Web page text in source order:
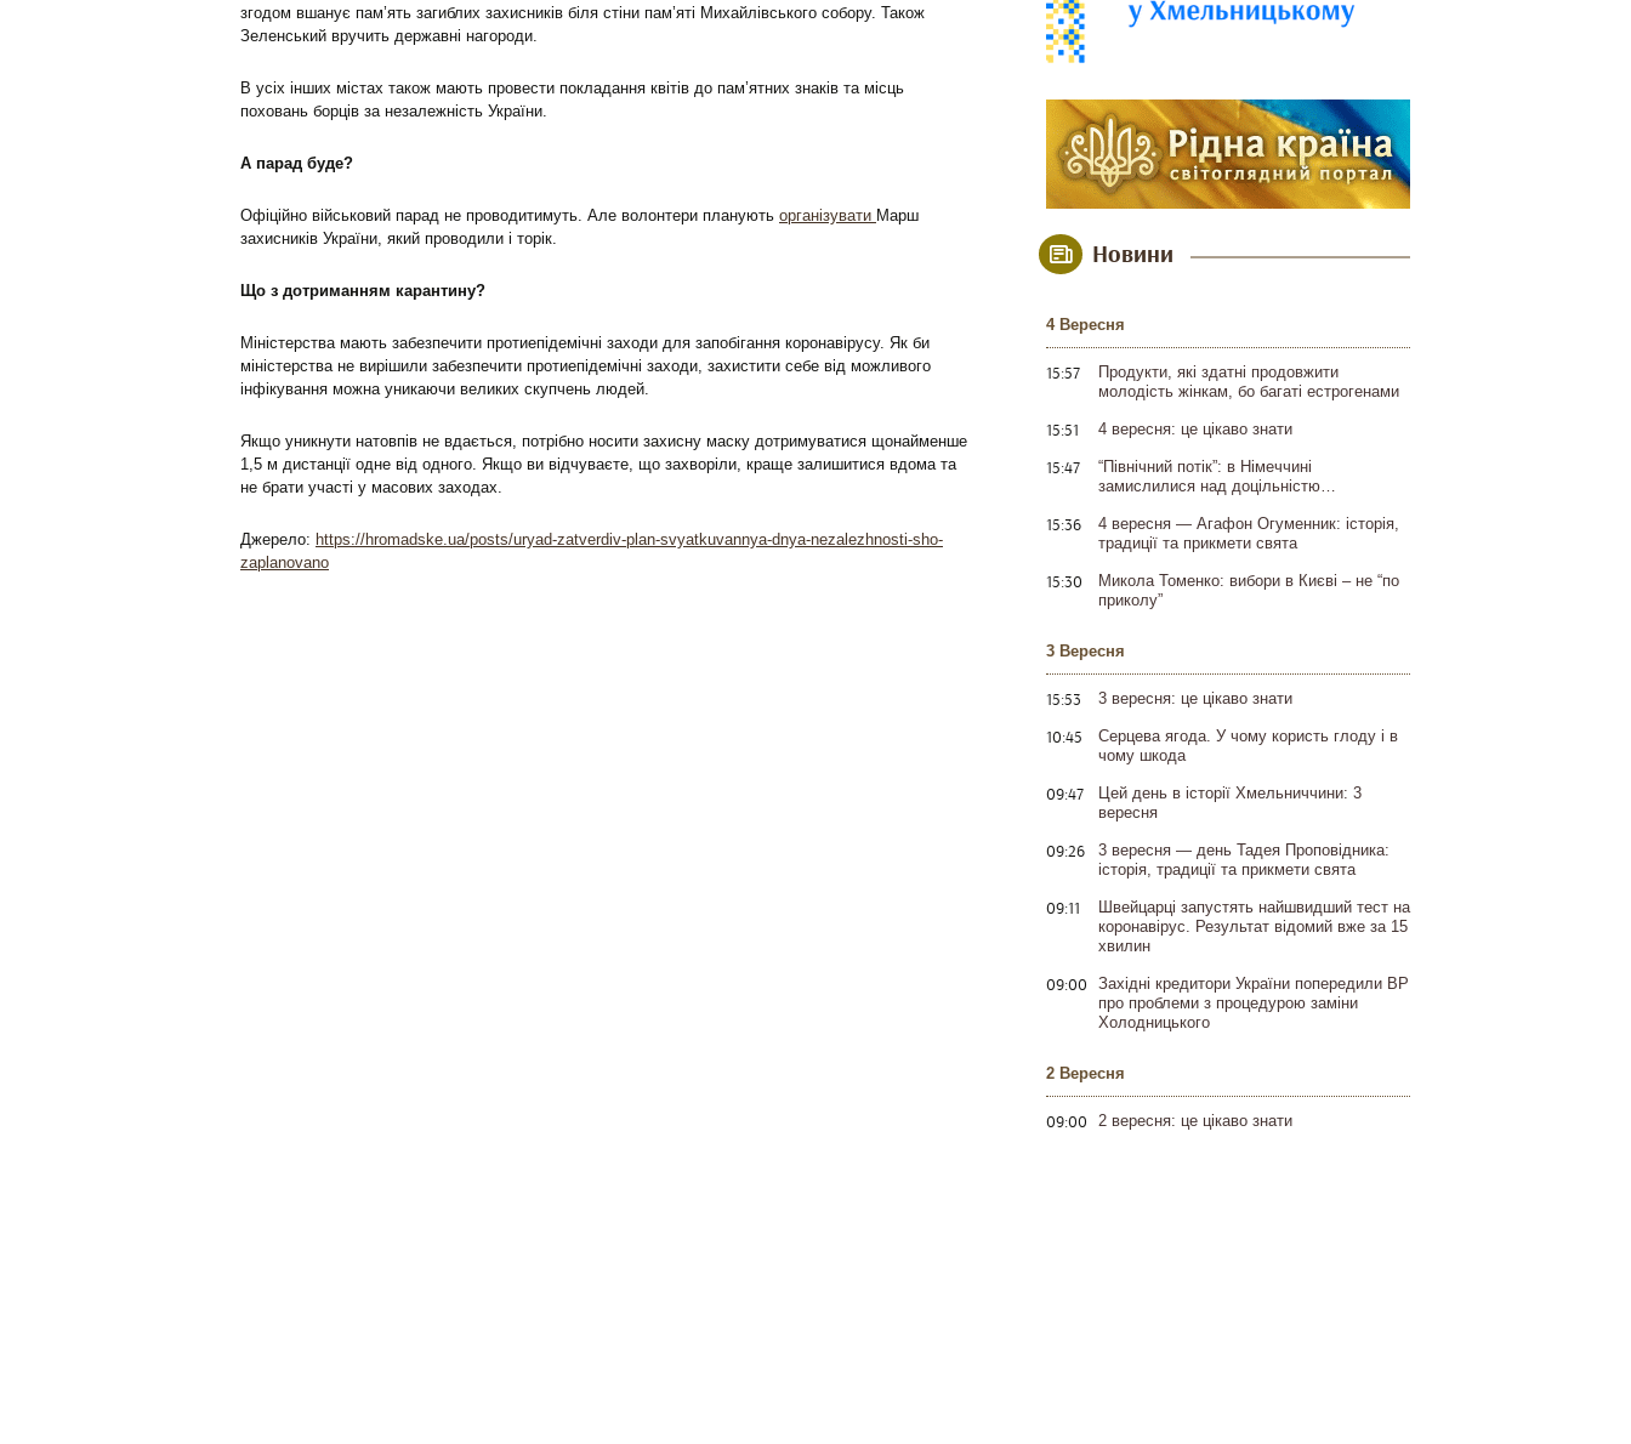
згодом вшанує пам’ять загиблих захисників біля стіни пам’яті Михайлівського собору. Також
Зеленський вручить державні нагороди.
В усіх інших містах також мають провести покладання квітів до пам’ятних знаків та місць
поховань борців за незалежність України.
А парад буде?
Офіційно військовий парад не проводитимуть. Але волонтери планують організувати Марш
захисників України, який проводили і торік.
Що з дотриманням карантину?
Міністерства мають забезпечити протиепідемічні заходи для запобігання коронавірусу. Як би
міністерства не вирішили забезпечити протиепідемічні заходи, захистити себе від можливого
інфікування можна уникаючи великих скупчень людей.
Якщо уникнути натовпів не вдається, потрібно носити захисну маску дотримуватися щонайменше
1,5 м дистанції одне від одного. Якщо ви відчуваєте, що захворіли, краще залишитися вдома та
не брати участі у масових заходах.
Джерело: https://hromadske.ua/posts/uryad-zatverdiv-plan-svyatkuvannya-dnya-nezalezhnosti-sho-
zaplanovano
Новини
4 Вересня
15:57
Продукти, які здатні продовжити
молодість жінкам, бо багаті естрогенами
15:51 4 вересня: це цікаво знати
15:47
“Північний потік”: в Німеччині
замислилися над доцільністю…
15:36
4 вересня — Агафон Огуменник: історія,
традиції та прикмети свята
15:30
Микола Томенко: вибори в Києві – не “по
приколу”
3 Вересня
15:53 3 вересня: це цікаво знати
10:45
Серцева ягода. У чому користь глоду і в
чому шкода
09:47
Цей день в історії Хмельниччини: 3
вересня
09:26
3 вересня — день Тадея Проповідника:
історія, традиції та прикмети свята
09:11
Швейцарці запустять найшвидший тест на
коронавірус. Результат відомий вже за 15
хвилин
09:00
Західні кредитори України попередили ВР
про проблеми з процедурою заміни
Холодницького
2 Вересня
09:00 2 вересня: це цікаво знати